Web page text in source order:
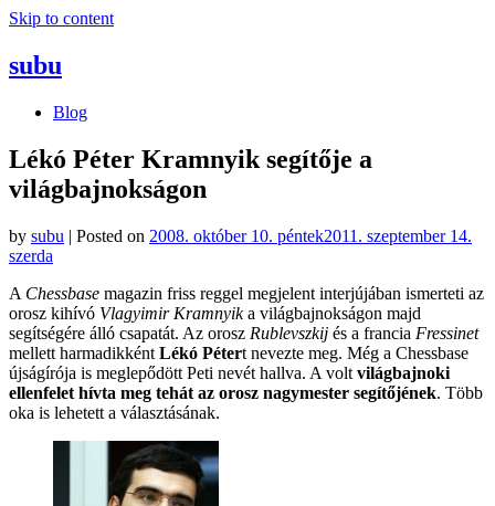
Skip to content
subu
Blog
Lékó Péter Kramnyik segítője a
világbajnokságon
by subu | Posted on 2008. október 10. péntek2011. szeptember 14.
szerda
A Chessbase magazin friss reggel megjelent interjújában ismerteti az
orosz kihívó Vlagyimir Kramnyika világbajnokságon majd
segítségére álló csapatát. Az orosz Rublevszkij és a francia Fressinet
mellett harmadikként Lékó Pétert nevezte meg. Még a Chessbase
újságírója is meglepődött Peti nevét hallva. A volt világbajnoki
ellenfelet hívta meg tehát az orosz nagymester segítőjének. Több
oka is lehetett a választásának.